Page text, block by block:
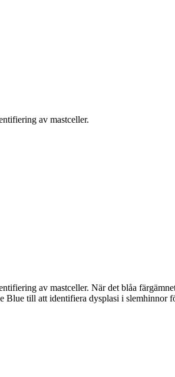
av mastceller.
av mastceller. När det blåa
Blue till att identifiera dysplasi i slemhinnor